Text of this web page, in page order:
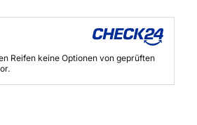
Reifen keine Optionen von geprüften